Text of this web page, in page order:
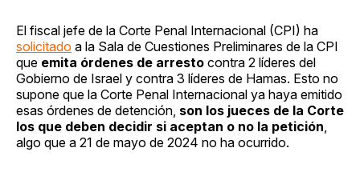
El fiscal jefe de la Corte Penal Internacional (CPI) ha
solicitado a la Sala de Cuestiones Preliminares de la CPI
que emita órdenes de arresto contra 2 líderes del
Gobierno de Israel y contra 3 líderes de Hamas. Esto no
supone que la Corte Penal Internacional ya haya emitido
esas órdenes de detención, son los jueces de la Corte
los que deben decidir si aceptan o no la petición
algo que a 21 de mayo de 2024 no ha ocurrido.